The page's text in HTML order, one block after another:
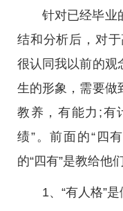
针对已经毕业
结和分析后，对
很认同我以前的观
生的形象，需要做
教养，有能力;有
绩”。前面的“四
的“四有”是教给他
1、“有人格”